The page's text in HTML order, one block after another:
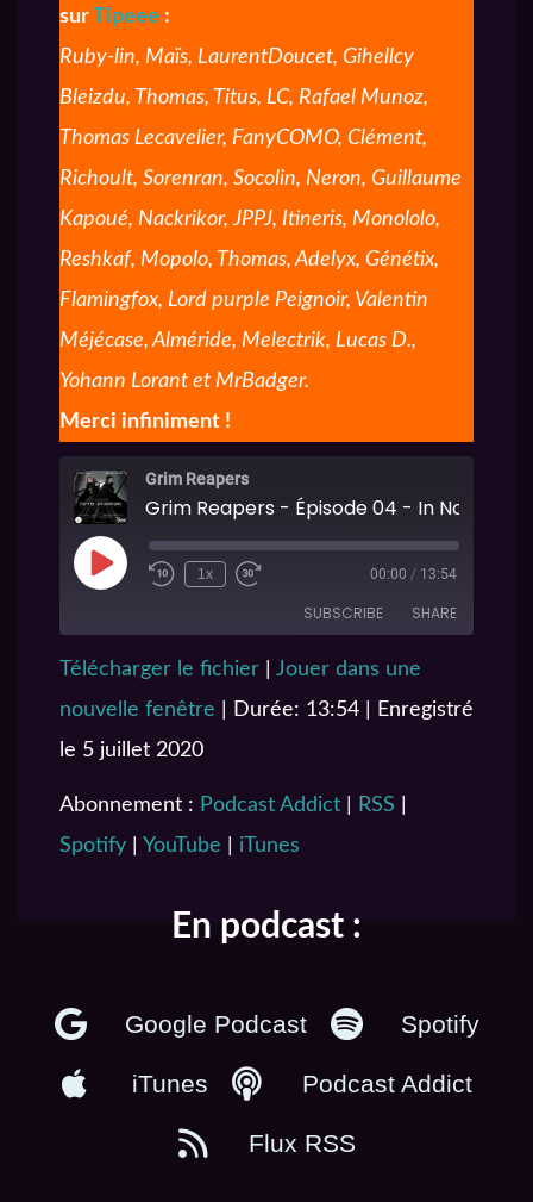
surTipeee :
Ruby-lin, Maïs, LaurentDoucet, Gihellcy
Bleizdu, Thomas, Titus, LC, Rafael Munoz,
Thomas Lecavelier, FanyCOMO, Clément,
Richoult, Sorenran, Socolin, Neron, Guillaume
Kapoué, Nackrikor, JPPJ, Itineris, Monololo,
Reshkaf, Mopolo, Thomas, Adelyx, Génétix,
Flamingfox, Lord purple Peignoir, Valentin
Méjécase, Alméride, Melectrik, Lucas D.,
Yohann Lorant et MrBadger.
Merci infiniment !
Grim Reapers
1x 00:00 / 13:54
SUBSCRIBE SHARE
iTunes
RSS FEED
LINK
Télécharger le fichier
Jouer dans une
nouvelle fenêtre
Durée: 13:54
Enregistré
le 5 juillet 2020
Abonnement : Podcast Addict RSS
Spotify
YouTube iTunes
En podcast :
Google Podcast Spotify
iTunes Podcast Addict
Flux RSS